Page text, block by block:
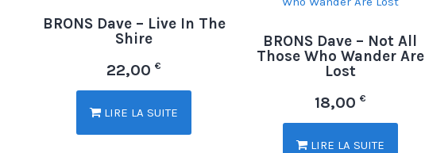
BRONS Dave – Live In The
Shire
22,00 €
LIRE LA SUITE
BRONS Dave – Not All
Those Who Wander Are
Lost
18,00 €
LIRE LA SUITE